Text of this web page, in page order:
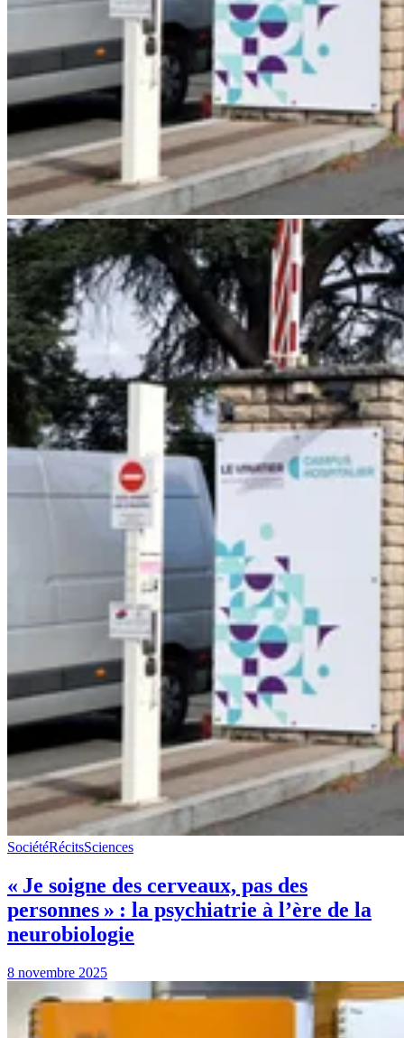
SociétéRécitsSciences
« Je soigne des cerveaux, pas des
personnes » : la psychiatrie à l’ère de la
neurobiologie
8 novembre 2025